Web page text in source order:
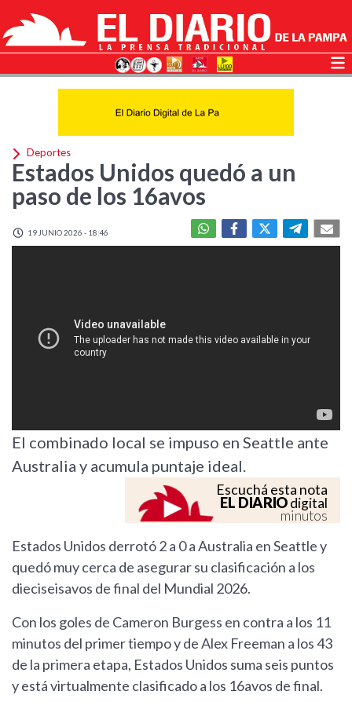
Deportes
Estados Unidos quedó a un
paso de los 16avos
19 JUNIO 2026 - 18:46
El combinado local se impuso en Seattle ante
Australia y acumula puntaje ideal.
Escuchá esta nota
EL DIARIOdigital
minutos
Estados Unidos derrotó 2 a 0 a Australia en Seattle y
quedó muy cerca de asegurar su clasificación a los
dieciseisavos de final del Mundial 2026.
Con los goles de Cameron Burgess en contra a los 11
minutos del primer tiempo y de Alex Freeman a los 43
de la primera etapa, Estados Unidos suma seis puntos
y está virtualmente clasificado a los 16avos de final.